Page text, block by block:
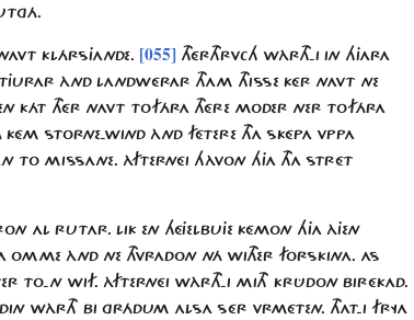
KLÁRSJANDE. [055] THÉRTHRVCH WÀRTH-I IN HJARA
ÀND LANDWÉRAR THAM THISSE KÉR NAVT NE
KÁT THÉR NAVT TOFÁRA THÉRE MODER NER TOFÁRA
STORNE-WIND ÀND FÉTERE THA SKÉPA VPPA
TO MISSANE. ÀFTERNÉI HÀVON HJA THA STRÉT
AL RUTAR. LIK EN HÉJELBUJE KÉMON HJA ÀJEN
OMME ÀND NE THVRADON NÁ WITHER FORSKINA. AS
TO-N WIF. ÀFTERNÉI WÀRTH-I MITH KRÛDON BIRÉKAD.
WÀRTH BI GRÁDUM ALSA SÉR VRMÉTEN. THAT-I FRYA